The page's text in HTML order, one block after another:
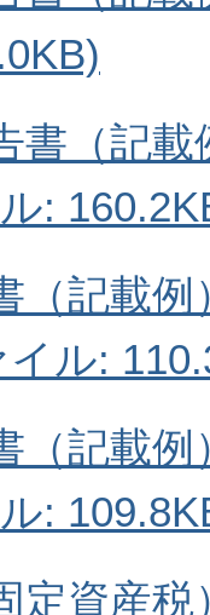
書（記載
:
（記載例
ル:
（記載例
:
定資産